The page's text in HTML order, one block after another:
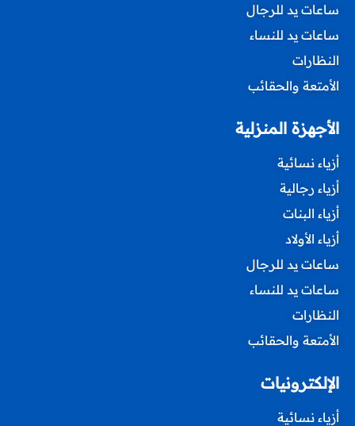
ساعات يد للرجال
ساعات يد للنساء
النظارات
الأمتعة والحقائب
الأجهزة المنزلية
أزياء نسائية
أزياء رجالية
أزياء البنات
أزياء الأولاد
ساعات يد للرجال
ساعات يد للنساء
النظارات
الأمتعة والحقائب
الإلكترونيات
أزياء نسائية